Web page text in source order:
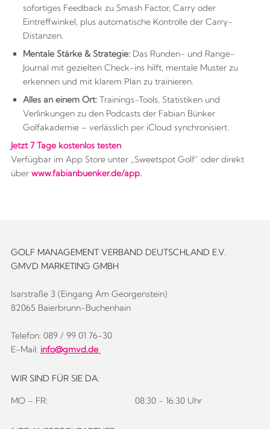
sofortiges Feedback zu Smash Factor, Carry oder
Eintreffwinkel, plus automatische Kontrolle der Carry-
Distanzen.
Mentale Stärke & Strategie: Das Runden- und Range-
Journal mit gezielten Check-ins hilft, mentale Muster zu
erkennen und mit klarem Plan zu trainieren.
Alles an einem Ort: Trainings-Tools, Statistiken und
Verlinkungen zu den Podcasts der Fabian Bünker
Golfakademie – verlässlich per iCloud synchronisiert.
Jetzt 7 Tage kostenlos testen
Verfügbar im App Store unter „Sweetspot Golf“ oder direkt
über www.fabianbuenker.de/app.
GOLF MANAGEMENT VERBAND DEUTSCHLAND E.V.
GMVD MARKETING GMBH
Isarstraße 3 (Eingang Am Georgenstein)
82065 Baierbrunn-Buchenhain
Telefon: 089 / 99 01 76-30
E-Mail: info@gmvd.de
WIR SIND FÜR SIE DA:
MO – FR: 08:30 - 16:30 Uhr